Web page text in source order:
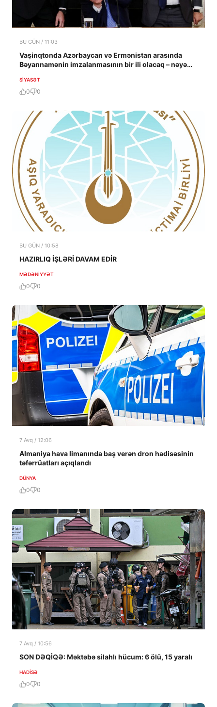
BU GÜN / 11:03
Vaşinqtonda Azərbaycan və Ermənistan arasında
Bəyannamənin imzalanmasının bir ili olacaq – nəyə
SIYASƏT
0 0
BU GÜN / 10:58
HAZIRLIQ İŞLƏRİ DAVAM EDİR
MƏDƏNIYYƏT
0 0
7 Avq / 12:06
Almaniya hava limanında baş verən dron hadisəsinin
təfərrüatları açıqlandı
DÜNYA
0 0
7 Avq / 10:56
SON DƏQİQƏ: Məktəbə silahlı hücum: 6 ölü, 15 yaralı
HADISƏ
0 0